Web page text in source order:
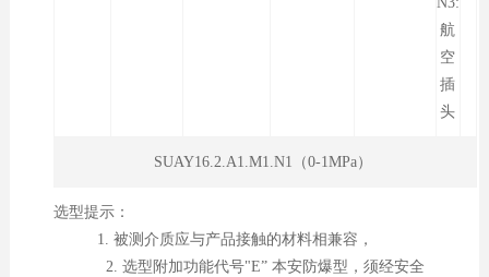
航
空
插
头
SUAY16.2.A1.M1.N1（0-1MPa）
选型提示：
1. 被测介质应与产品接触的材料相兼容，
2. 选型附加功能代号"E” 本安防爆型，须经安全